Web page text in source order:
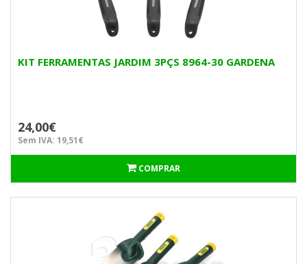
KIT FERRAMENTAS JARDIM 3PÇS 8964-30 GARDENA
24,00€
Sem IVA: 19,51€
COMPRAR